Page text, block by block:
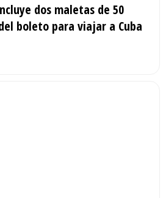
dos maletas de 50
boleto para viajar a Cuba